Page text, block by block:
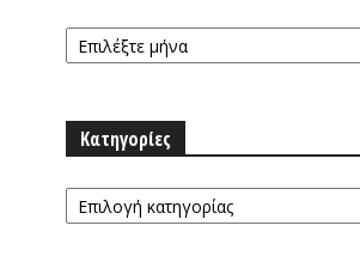
Αρχειοθήκη
Κατηγορίες
Κατηγορίες